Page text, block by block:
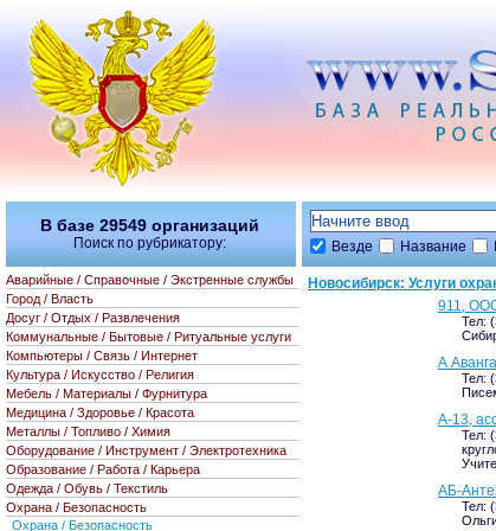
Везде Название
Новосибирск: Услуги
911,
Тел:
А
Тел:
А-13,
Тел:
АБ-
Тел:
В базе 29549 организаций
Поиск по рубрикатору:
Аварийные / Справочные / Экстренные службы
Город / Власть
Досуг / Отдых / Развлечения
Коммунальные / Бытовые / Ритуальные услуги
Компьютеры / Связь / Интернет
Культура / Искусство / Религия
Мебель / Материалы / Фурнитура
Медицина / Здоровье / Красота
Металлы / Топливо / Химия
Оборудование / Инструмент / Электротехника
Образование / Работа / Карьера
Одежда / Обувь / Текстиль
Охрана / Безопасность
Охрана / Безопасность